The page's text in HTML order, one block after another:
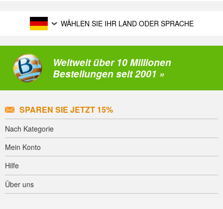
WÄHLEN SIE IHR LAND ODER SPRACHE
Weltweit über 10 Millionen
Bestellungen seit 2001 »
SPAREN SIE JETZT 15%
Nach Kategorie
Mein Konto
Hilfe
Über uns